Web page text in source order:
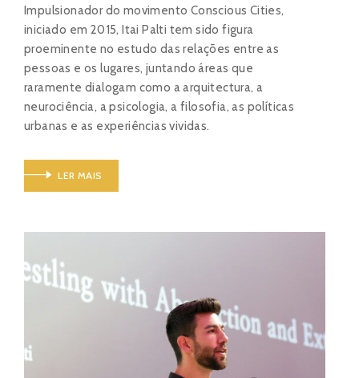
Impulsionador do movimento Conscious Cities,
iniciado em 2015, Itai Palti tem sido figura
proeminente no estudo das relações entre as
pessoas e os lugares, juntando áreas que
raramente dialogam como a arquitectura, a
neurociência, a psicologia, a filosofia, as políticas
urbanas e as experiências vividas.
LER MAIS